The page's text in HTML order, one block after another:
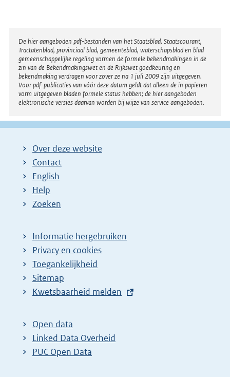
Disclaimer
De hier aangeboden pdf-bestanden van het Staatsblad, Staatscourant,
Tractatenblad, provinciaal blad, gemeenteblad, waterschapsblad en blad
gemeenschappelijke regeling vormen de formele bekendmakingen in de
zin van de Bekendmakingswet en de Rijkswet goedkeuring en
bekendmaking verdragen voor zover ze na 1 juli 2009 zijn uitgegeven.
Voor pdf-publicaties van vóór deze datum geldt dat alleen de in papieren
vorm uitgegeven bladen formele status hebben; de hier aangeboden
elektronische versies daarvan worden bij wijze van service aangeboden.
Over deze website
Contact
English
Help
Zoeken
Informatie hergebruiken
Privacy en cookies
Toegankelijkheid
Sitemap
E
t
e
r
Kwetsbaarheid melden
Open data
Linked Data Overheid
PUC Open Data